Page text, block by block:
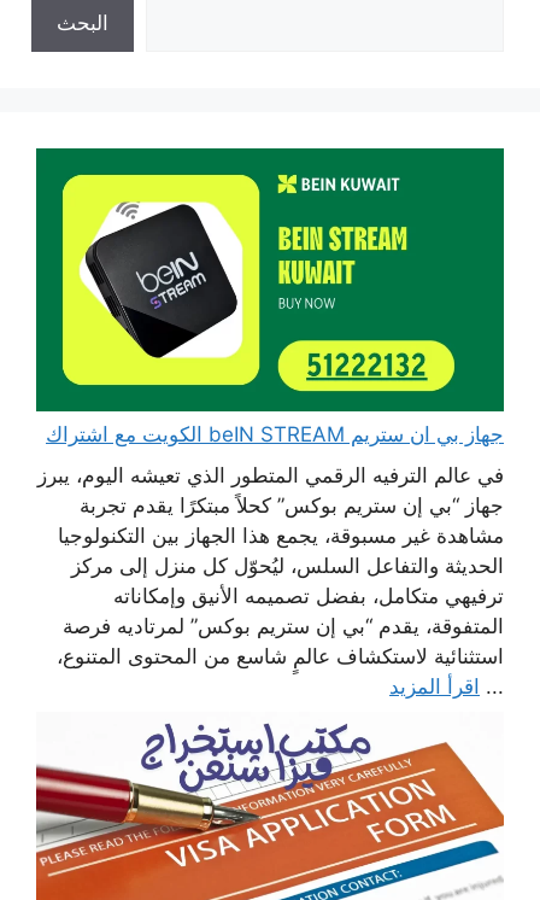
البحث
جهاز بي ان ستريم beIN STREAM الكويت مع اشتراك
في عالم الترفيه الرقمي المتطور الذي تعيشه اليوم، يبرز
جهاز “بي إن ستريم بوكس” كحلاً مبتكرًا يقدم تجربة
مشاهدة غير مسبوقة، يجمع هذا الجهاز بين التكنولوجيا
الحديثة والتفاعل السلس، ليُحوّل كل منزل إلى مركز
ترفيهي متكامل، بفضل تصميمه الأنيق وإمكاناته
المتفوقة، يقدم “بي إن ستريم بوكس” لمرتاديه فرصة
استثنائية لاستكشاف عالمٍ شاسع من المحتوى المتنوع،
... اقرأ المزيد